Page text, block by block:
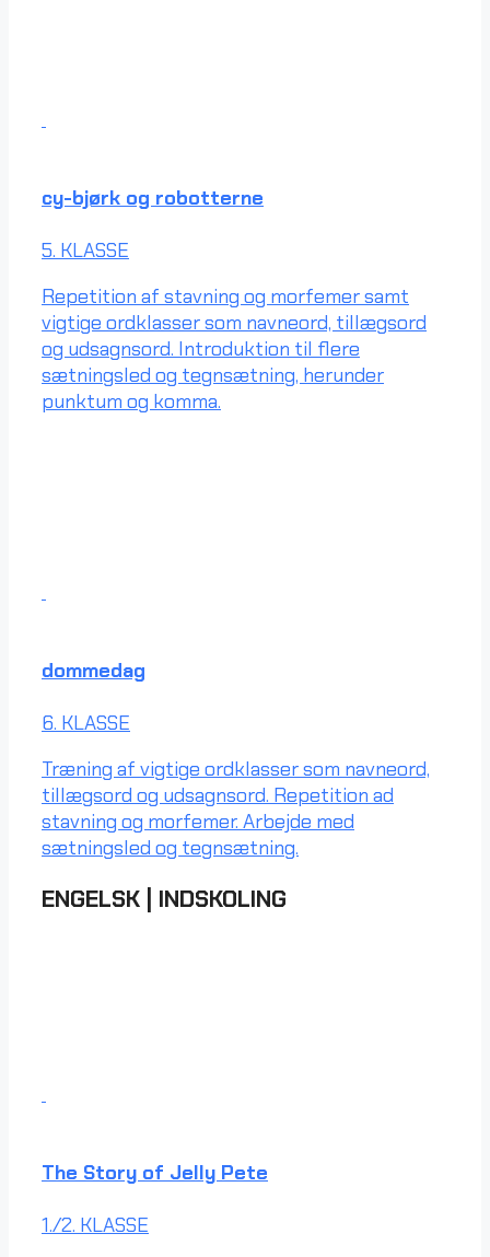
cy-bjørk og robotterne
5. KLASSE
Repetition af stavning og morfemer samt
vigtige ordklasser som navneord, tillægsord
og udsagnsord. Introduktion til flere
sætningsled og tegnsætning, herunder
punktum og komma.
dommedag
6. KLASSE
Træning af vigtige ordklasser som navneord,
tillægsord og udsagnsord. Repetition ad
stavning og morfemer. Arbejde med
sætningsled og tegnsætning.
ENGELSK INDSKOLING
The Story of Jelly Pete
1./2. KLASSE